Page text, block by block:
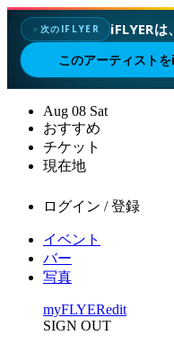
✦次のIFLYER iFLYERは、
このアーティストを
Aug 08 Sat
おすすめ
チケット
現在地
ログイン / 登録
イベント
バー
写真
myFLYERedit
SIGN OUT